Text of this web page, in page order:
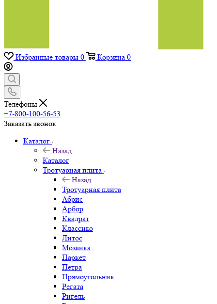
Избранные товары 0 Корзина 0
Телефоны
+7-800-100-56-53
Заказать звонок
Каталог
Назад
Каталог
Тротуарная плита
Назад
Тротуарная плита
Абрис
Арбор
Квадрат
Классико
Литос
Мозаика
Паркет
Петра
Прямоугольник
Регата
Ригель